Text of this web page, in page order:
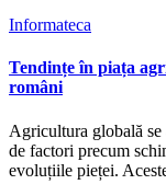
Informateca
Tendințe în piața
români
Agricultura globală
de factori precum
evoluțiile pieței.